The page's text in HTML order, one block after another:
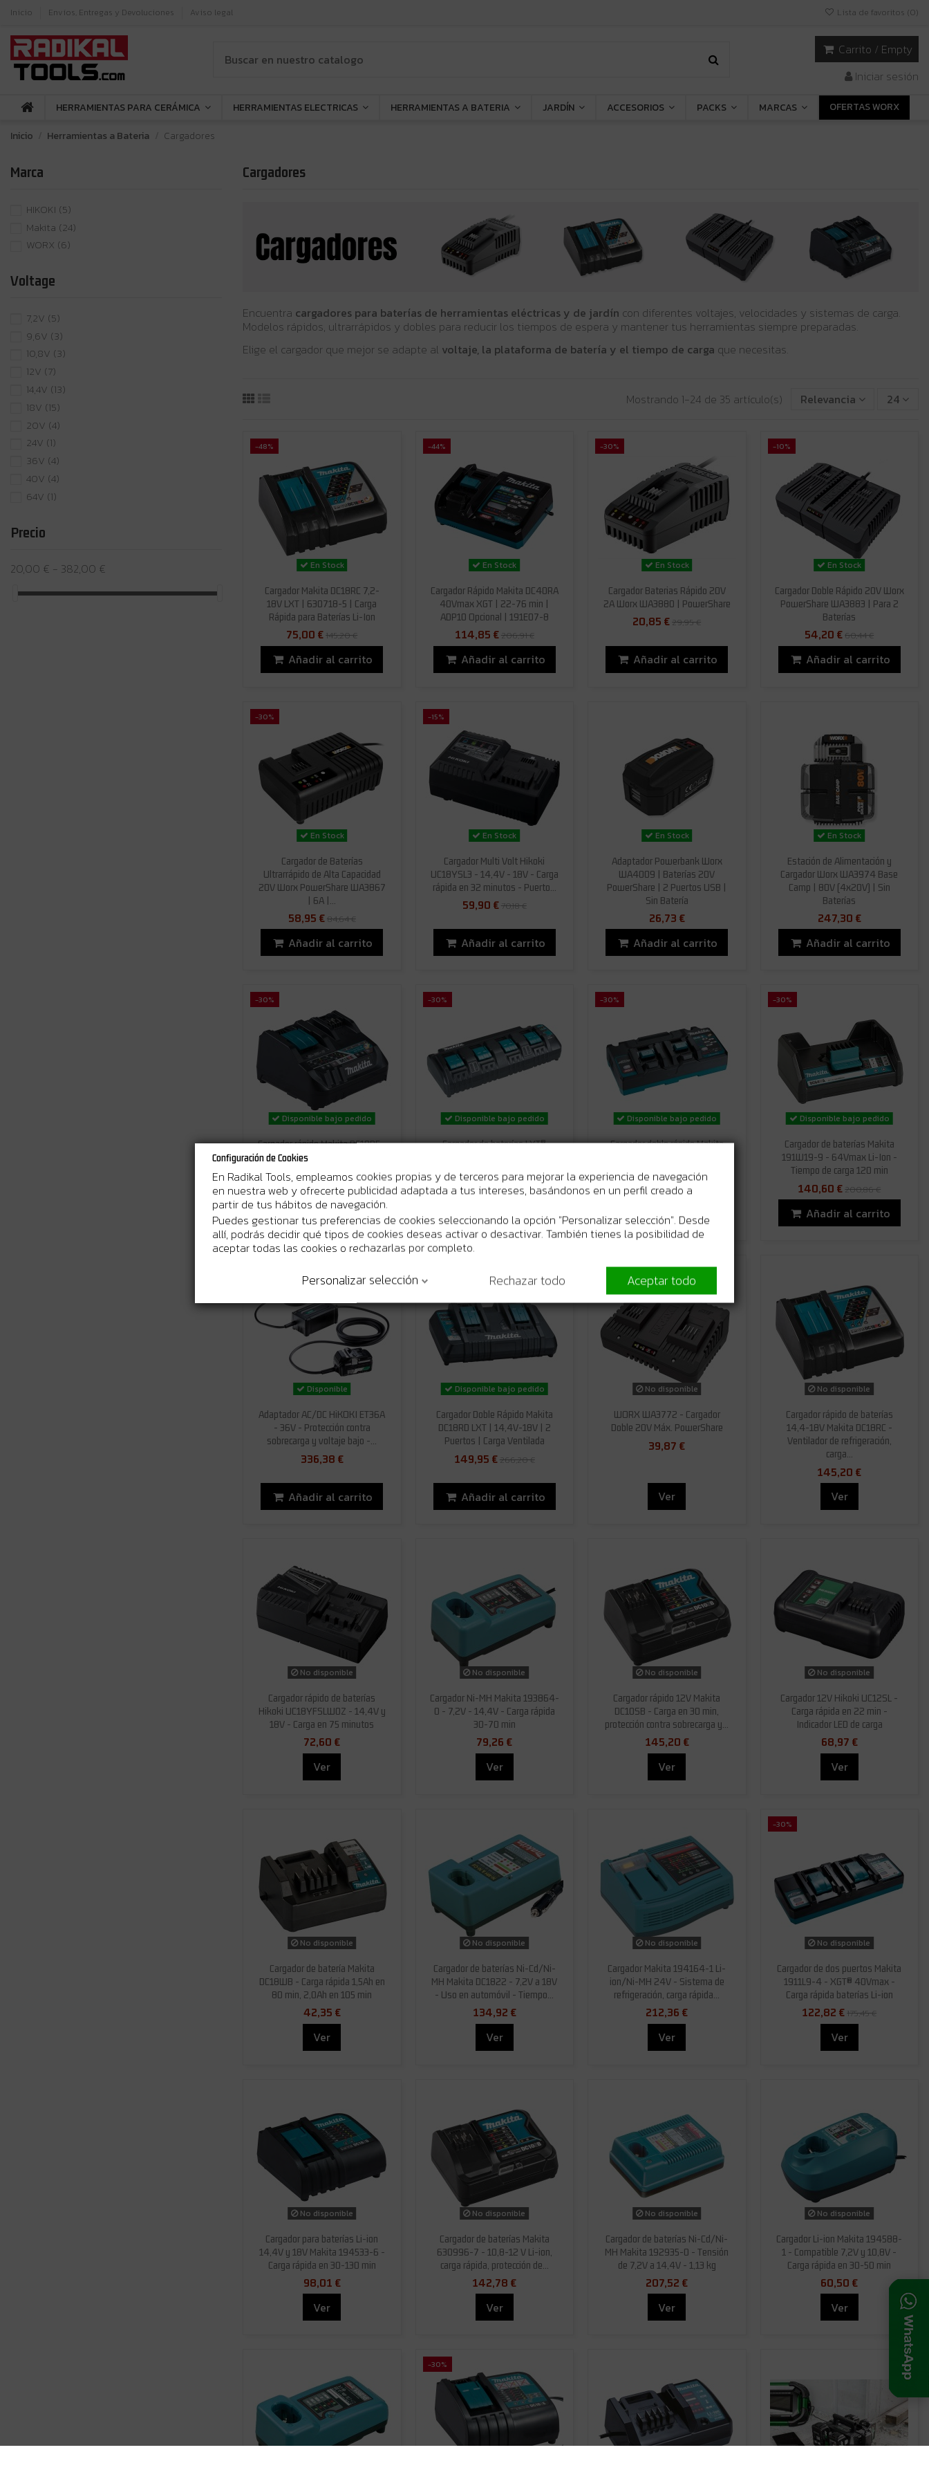
Inicio Envíos, Entregas y Devoluciones Aviso legal Lista de favoritos (0)
Carrito / Empty
Iniciar sesión
HERRAMIENTAS PARA CERÁMICA HERRAMIENTAS ELECTRICAS HERRAMIENTAS A BATERIA JARDÍN ACCESORIOS PACKS MARCAS
OFERTAS WORX
Inicio
Herramientas a Bateria Cargadores
Cargadores
Encuentra cargadores para baterías de herramientas eléctricas y de jardín con diferentes voltajes, velocidades y sistemas de carga.
Modelos rápidos, ultrarrápidos y dobles para reducir los tiempos de espera y mantener tus herramientas siempre preparadas.
Elige el cargador que mejor se adapte al voltaje, la plataforma de batería y el tiempo de carga que necesitas.
Mostrando 1-24 de 35 artículo(s) Relevancia 24
-48%
En Stock
Cargador Makita DC18RC 7,2-
18V LXT | 630718-5 | Carga
Rápida para Baterías Li-Ion
75,00 €145,20 €
Añadir al carrito
-44%
En Stock
Cargador Rápido Makita DC40RA
40Vmax XGT | 22-76 min |
ADP10 Opcional | 191E07-8
114,85 €206,91 €
Añadir al carrito
-30%
En Stock
Cargador Baterias Rápido 20V
2A Worx WA3880 | PowerShare
20,85 €29,95 €
Añadir al carrito
-10%
En Stock
Cargador Doble Rápido 20V Worx
PowerShare WA3883 | Para 2
Baterías
54,20 €60,44 €
Añadir al carrito
-30%
En Stock
Cargador de Baterías
Ultrarrápido de Alta Capacidad
20V Worx PowerShare WA3867
| 6A |...
58,95 €84,64 €
Añadir al carrito
-15%
En Stock
Cargador Multi Volt Hikoki
UC18YSL3 - 14,4V - 18V - Carga
rápida en 32 minutos - Puerto...
59,90 €70,18 €
Añadir al carrito
En Stock
Adaptador Powerbank Worx
WA4009 | Baterías 20V
PowerShare | 2 Puertos USB |
Sin Batería
26,73 €
Añadir al carrito
En Stock
Estación de Alimentación y
Cargador Worx WA3974 Base
Camp | 80V (4x20V) | Sin
Baterías
247,30 €
Añadir al carrito
-30%
Disponible bajo pedido
Cargador rápido Makita DC18RE -
Carga simultánea 12Vmax/18V -
Protección contra...
158,39 €226,27 €
Añadir al carrito
-30%
Disponible bajo pedido
Cargador de baterías LXT®
para 14,4V y 18V - Hasta 4...
266,81 €381,15 €
Añadir al carrito
-30%
Disponible bajo pedido
Cargador doble rápido Makita
baterías XGT 40V - Carga en...
233,77 €333,96 €
Añadir al carrito
-30%
Disponible bajo pedido
Cargador de baterías Makita
191W19-9 - 64Vmax Li-Ion -
Tiempo de carga 120 min
140,60 €200,86 €
Añadir al carrito
Disponible
Adaptador AC/DC HiKOKI ET36A
- 36V - Protección contra
sobrecarga y voltaje bajo -...
336,38 €
Añadir al carrito
Disponible bajo pedido
Cargador Doble Rápido Makita
DC18RD LXT | 14,4V-18V | 2
Puertos | Carga Ventilada
149,95 €266,20 €
Añadir al carrito
No disponible
WORX WA3772 - Cargador
Doble 20V Máx. PowerShare
39,87 €
Ver
No disponible
Cargador rápido de baterías
14,4-18V Makita DC18RC -
Ventilador de refrigeración,
carga...
145,20 €
Ver
No disponible
Cargador rápido de baterías
Hikoki UC18YFSLW0Z - 14,4V y
18V - Carga en 75 minutos
72,60 €
Ver
No disponible
Cargador Ni-MH Makita 193864-
0 - 7,2V - 14,4V - Carga rápida
30-70 min
79,26 €
Ver
No disponible
Cargador rápido 12V Makita
DC10SB - Carga en 30 min,
protección contra sobrecarga y...
145,20 €
Ver
No disponible
Cargador 12V Hikoki UC12SL -
Carga rápida en 22 min -
Indicador LED de carga
68,97 €
Ver
No disponible
Cargador de batería Makita
DC18WB - Carga rápida 1,5Ah en
80 min, 2,0Ah en 105 min
42,35 €
Ver
No disponible
Cargador de baterías Ni-Cd/Ni-
MH Makita DC1822 - 7,2V a 18V
- Uso en automóvil - Tiempo...
134,92 €
Ver
No disponible
Cargador Makita 194164-1 Li-
ion/Ni-MH 24V - Sistema de
refrigeración, carga rápida...
212,36 €
Ver
-30%
No disponible
Cargador de dos puertos Makita
1911L9-4 - XGT® 40Vmax -
Carga rápida baterías Li-ion
122,82 €175,45 €
Ver
No disponible
Cargador para baterías Li-ion
14,4V y 18V Makita 194533-6 -
Carga rápida en 30-130 min
98,01 €
Ver
No disponible
Cargador de baterías Makita
630996-7 - 10,8-12 V Li-ion,
carga rápida, protección de...
142,78 €
Ver
No disponible
Cargador de baterías Ni-Cd/Ni-
MH Makita 192935-0 - Tensión
de 7,2V a 14,4V - 1,13 kg
207,52 €
Ver
No disponible
Cargador Li-ion Makita 194588-
1 - Compatible 7,2V y 10,8V -
Carga rápida en 30-50 min
60,50 €
Ver
-30%
Marca
HIKOKI (5)
Makita (24)
WORX (6)
Voltage
7,2V (5)
9,6V (3)
10,8V (3)
12V (7)
14,4V (13)
18V (15)
20V (4)
24V (1)
36V (4)
40V (4)
64V (1)
Precio
20,00 € - 382,00 €
Configuración de Cookies
En Radikal Tools, empleamos cookies propias y de terceros para mejorar la experiencia de navegación
en nuestra web y ofrecerte publicidad adaptada a tus intereses, basándonos en un perfil creado a
partir de tus hábitos de navegación.
Puedes gestionar tus preferencias de cookies seleccionando la opción "Personalizar selección". Desde
allí, podrás decidir qué tipos de cookies deseas activar o desactivar. También tienes la posibilidad de
aceptar todas las cookies o rechazarlas por completo.
Personalizar selección Rechazar todo Aceptar todo